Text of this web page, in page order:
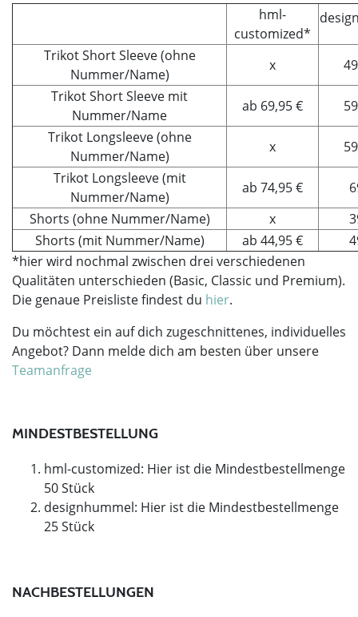
hml-
customized*
Trikot Short Sleeve (ohne
Nummer/Name)
x
Trikot Short Sleeve mit
Nummer/Name
ab 69,95 €
Trikot Longsleeve (ohne
Nummer/Name)
x
Trikot Longsleeve (mit
Nummer/Name)
ab 74,95 €
Shorts (ohne Nummer/Name)
x
Shorts (mit Nummer/Name)
ab 44,95 €
*hier wird nochmal zwischen drei verschiedenen
Qualitäten unterschieden (Basic, Classic und Premium).
Die genaue Preisliste findest du hier.
Du möchtest ein auf dich zugeschnittenes, individuelles
Angebot? Dann melde dich am besten über unsere
Teamanfrage
MINDESTBESTELLUNG
hml-customized: Hier ist die Mindestbestellmenge
50 Stück
designhummel: Hier ist die Mindestbestellmenge
25 Stück
NACHBESTELLUNGEN